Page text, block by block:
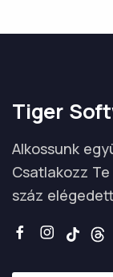
Tiger
Alkossunk
Csatlakozz
száz